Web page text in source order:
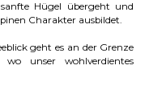
Hügel übergeht und
Charakter ausbildet.
geht es an der Grenze
unser wohlverdientes